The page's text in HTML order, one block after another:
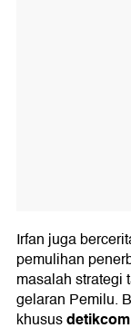
Irfan juga
pemulihan
masalah strategi
gelaran Pemilu.
khususdetikcom